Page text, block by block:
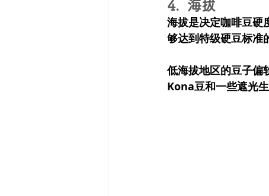
4. 海拔
海拔是决定咖啡豆硬
够达到特级硬豆标准
低海拔地区的豆子偏
Kona豆和一些遮光